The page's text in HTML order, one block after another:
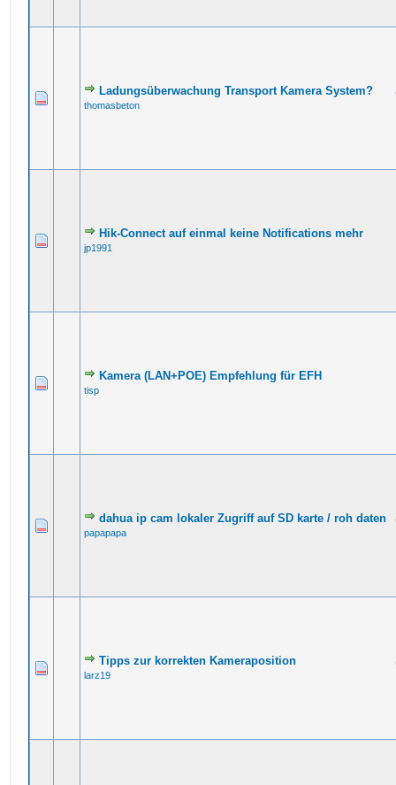
Ladungsüberwachung Transport Kamera System?
thomasbeton
Hik-Connect auf einmal keine Notifications mehr
jp1991
Kamera (LAN+POE) Empfehlung für EFH
tisp
dahua ip cam lokaler Zugriff auf SD karte / roh daten
papapapa
Tipps zur korrekten Kameraposition
larz19